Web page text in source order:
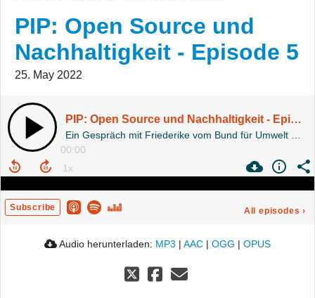
PIP: Open Source und
Nachhaltigkeit - Episode 5
25. May 2022
PIP: Open Source und Nachhaltigkeit - Episode 5
00:00
Subscribe All episodes ›
Audio herunterladen: MP3 | AAC | OGG | OPUS